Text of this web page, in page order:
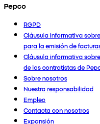
Pepco
RGPD
Cláusula informativa
para la emisión de
Cláusula informativa
de los contratistas de
Sobre nosotros
Nuestra responsabilidad
Empleo
Contacta con nosotros
Expansión